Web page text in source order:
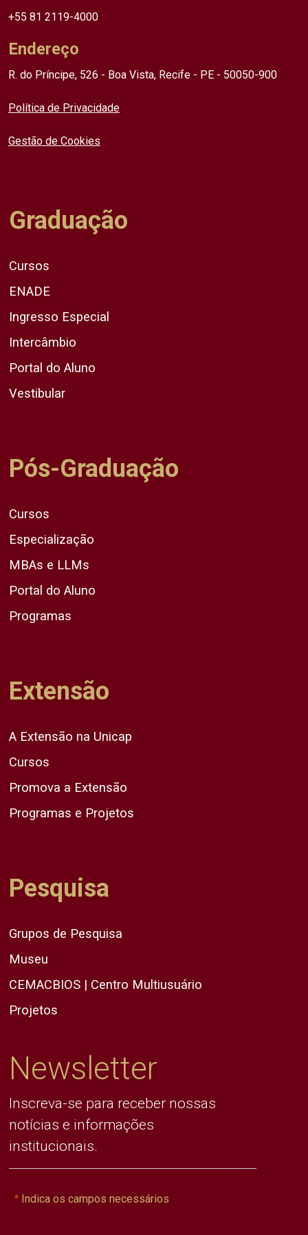
+55 81 2119-4000
Endereço
R. do Príncipe, 526 - Boa Vista, Recife - PE - 50050-900
Política de Privacidade
Gestão de Cookies
Graduação
Cursos
ENADE
Ingresso Especial
Intercâmbio
Portal do Aluno
Vestibular
Pós-Graduação
Cursos
Especialização
MBAs e LLMs
Portal do Aluno
Programas
Extensão
A Extensão na Unicap
Cursos
Promova a Extensão
Programas e Projetos
Pesquisa
Grupos de Pesquisa
Museu
CEMACBIOS | Centro Multiusuário
Projetos
Newsletter
Inscreva-se para receber nossas
notícias e informações
institucionais.
Indica os campos necessários